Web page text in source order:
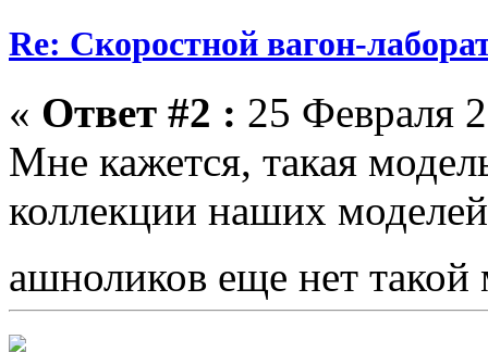
Re: Скоростной вагон-
« Ответ #2 : 25 Февраля
Мне кажется, такая
коллекции наших
ашноликов еще нет